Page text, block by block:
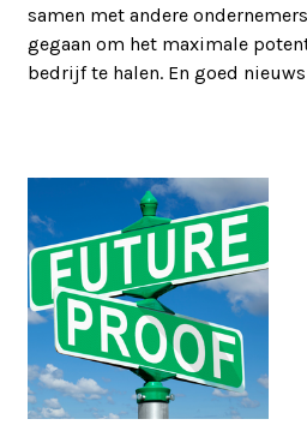
samen met andere
gegaan om het maximale
bedrijf te halen. En goed